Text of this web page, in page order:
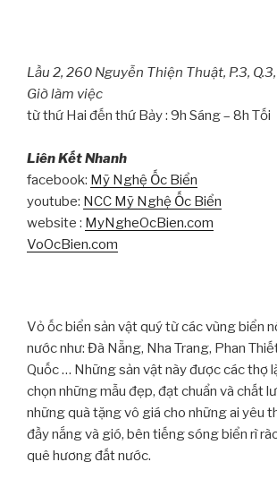
Lầu 2, 260 Nguyễn Thiện Thuật, P.3,
Giờ làm việc
từ thứ Hai đến thứ Bảy : 9h Sáng – 8h Tối
Liên Kết Nhanh
facebook: Mỹ Nghệ Ốc Biển
youtube: NCC Mỹ Nghệ Ốc Biển
website : MyNgheOcBien.com
VoOcBien.com
Vỏ ốc biển sản vật quý từ các vùng biển
nước như: Đà Nẵng, Nha Trang, Phan
Quốc … Những sản vật này được các thợ
chọn những mẫu đẹp, đạt chuẩn và chất
những quà tặng vô giá cho những ai yêu
đầy nắng và gió, bên tiếng sóng biển rì
quê hương đất nước.